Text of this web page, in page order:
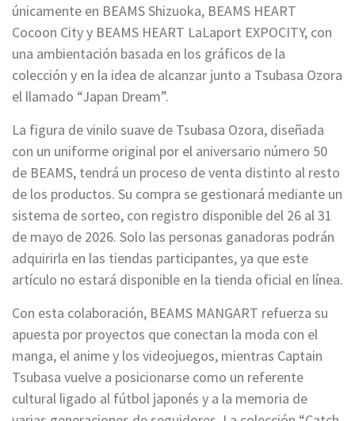
únicamente en BEAMS Shizuoka, BEAMS HEART
Cocoon City y BEAMS HEART LaLaport EXPOCITY, con
una ambientación basada en los gráficos de la
colección y en la idea de alcanzar junto a Tsubasa Ozora
el llamado “Japan Dream”.
La figura de vinilo suave de Tsubasa Ozora, diseñada
con un uniforme original por el aniversario número 50
de BEAMS, tendrá un proceso de venta distinto al resto
de los productos. Su compra se gestionará mediante un
sistema de sorteo, con registro disponible del 26 al 31
de mayo de 2026. Solo las personas ganadoras podrán
adquirirla en las tiendas participantes, ya que este
artículo no estará disponible en la tienda oficial en línea.
Con esta colaboración, BEAMS MANGART refuerza su
apuesta por proyectos que conectan la moda con el
manga, el anime y los videojuegos, mientras Captain
Tsubasa vuelve a posicionarse como un referente
cultural ligado al fútbol japonés y a la memoria de